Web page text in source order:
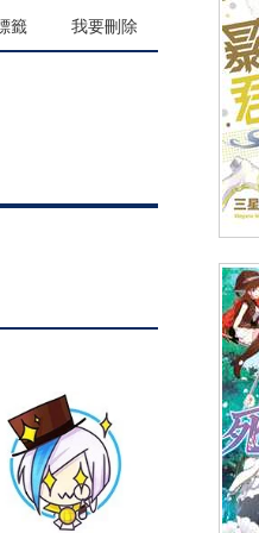
籤 我要刪除
NT$140